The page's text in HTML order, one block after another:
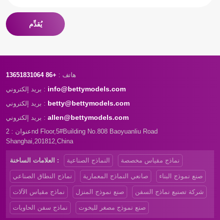
يُقدِّم
هاتف : +86 13651831064
بريد إلكتروني : info@bettymodels.com
بريد إلكتروني : betty@bettymodels.com
بريد إلكتروني : allen@bettymodels.com
عنوان : 2nd Floor,5#Building No.808 Baoyuanliu Road
Shanghai,201812,China
العلامات الساخنة : النماذج الصناعية نماذج مقياس مخصصة
نماذج النطاق الصناعي صانعي النماذج المعمارية صنع نموذج البناء
نماذج مقياس الآلات صنع نموذج المنزل شركة تصنيع نماذج السفن
نماذج سفن الحاويات صنع نموذج مصغر لليخوت